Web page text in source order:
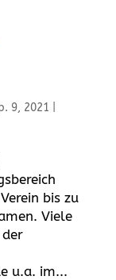
9, 2021
bis zu
Viele
u.a. im...